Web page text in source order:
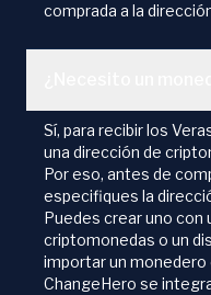
comprada a la
Sí, para recibir los
una dirección de
Por eso, antes de
especifiques la
Puedes crear uno con
criptomonedas o un
importar un
ChangeHero se